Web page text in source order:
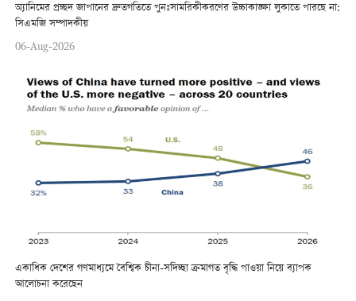
অ্যানিমের প্রচ্ছদ জাপানের দ্রুতগতিতে পুনঃসামরিকীকরণের উচ্চাকাঙ্ক্ষা লুকাতে পারছে না:
সিএমজি সম্পাদকীয়
06-Aug-2026
একাধিক দেশের গণমাধ্যমে বৈশ্বিক চীনা-সদিচ্ছা ক্রমাগত বৃদ্ধি পাওয়া নিয়ে ব্যাপক
আলোচনা করেছেন